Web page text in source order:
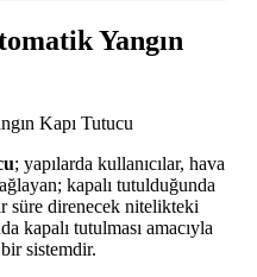
Yangın
; yapılarda kullanıcılar, hava
kapalı tutulduğunda
süre direnecek nitelikteki
kapalı tutulması amacıyla
sistemdir.